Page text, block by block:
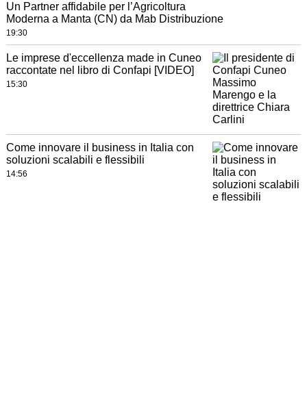
Un Partner affidabile per l’Agricoltura
Moderna a Manta (CN) da Mab Distribuzione
19:30
Le imprese d'eccellenza made in Cuneo
raccontate nel libro di Confapi [VIDEO]
15:30
Come innovare il business in Italia con
soluzioni scalabili e flessibili
14:56